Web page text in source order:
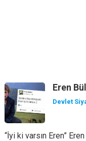
Eren
Devlet
“İyi ki varsın Eren”